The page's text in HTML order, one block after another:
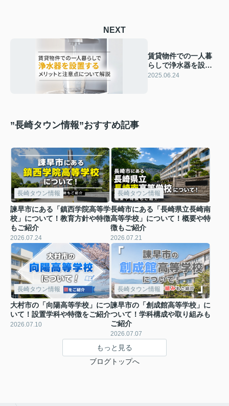
NEXT
賃貸物件での一人暮
らしで浄水器を設置
するメリットと注意
2025.06.24
”長崎タウン情報”おすすめ記事
長崎タウン情報
諫早市にある「鎮西学院高等学
校」について！教育方針や特徴
もご紹介
2026.07.24
長崎タウン情報
長崎市にある「長崎県立長崎南
高等学校」について！概要や特
徴もご紹介
2026.07.21
長崎タウン情報
大村市の「向陽高等学校」につ
いて！設置学科や特徴をご紹介
2026.07.10
長崎タウン情報
諫早市の「創成館高等学校」に
ついて！学科構成や取り組みも
ご紹介
2026.07.07
もっと見る
ブログトップへ